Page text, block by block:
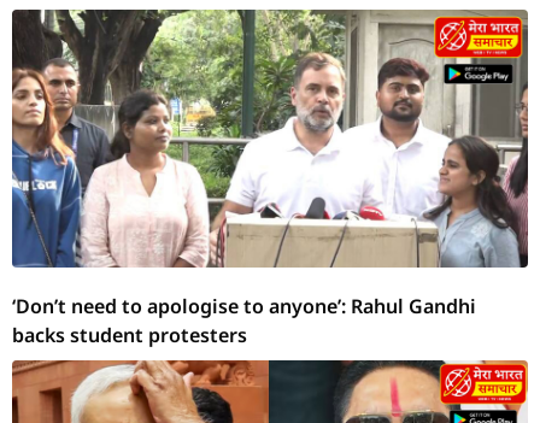
‘Don’t need to apologise to anyone’: Rahul Gandhi
backs student protesters